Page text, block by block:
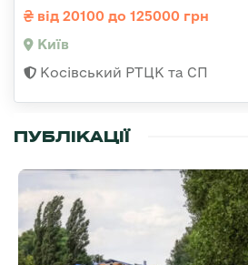
від 20100 до 125000 грн
Київ
Косівський РТЦК та СП
ПУБЛІКАЦІЇ